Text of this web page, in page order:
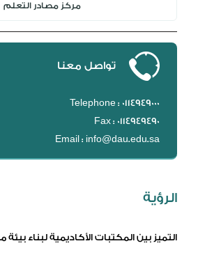
مركز مصادر التعلم
تواصل معنا
Telephone : 0114949000
Fax : 0114949490
Email : info@dau.edu.sa
الرؤية
التميز بين المكتبات الأكاديمية لبناء